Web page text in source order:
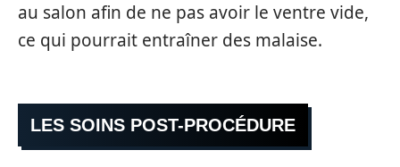
au salon afin de ne pas avoir le ventre vide,
ce qui pourrait entraîner des malaise.
LES SOINS POST-PROCÉDURE